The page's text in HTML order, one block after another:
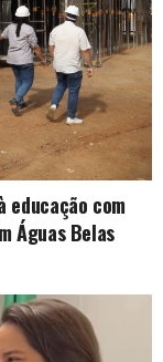
educação com
Águas Belas